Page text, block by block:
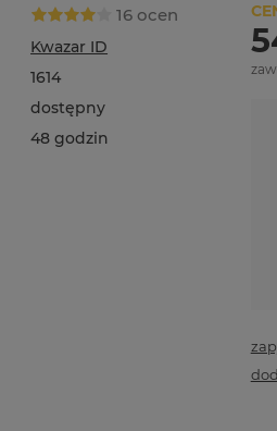
16 ocen
Kwazar ID
1614
dostępny
48 godzin